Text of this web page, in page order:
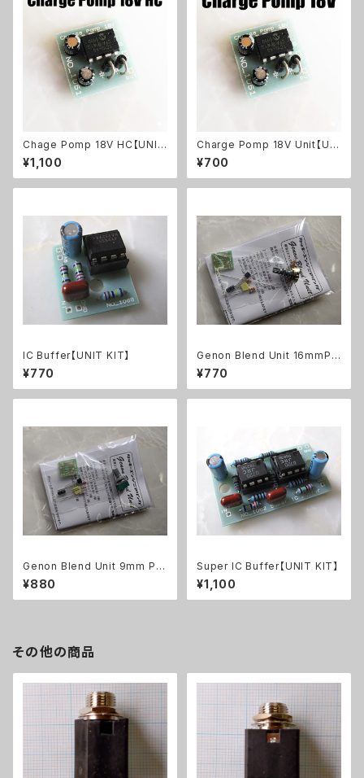
Chage Pomp 18V HC【UNIT
KIT】
¥1,100
Charge Pomp 18V Unit【UNI
T KIT】
¥700
IC Buffer【UNIT KIT】
¥770
Genon Blend Unit 16mmPO
T【UNIT KIT】
¥770
Genon Blend Unit 9mm PO
T【UNIT KIT】
¥880
Super IC Buffer【UNIT KIT】
¥1,100
その他の商品